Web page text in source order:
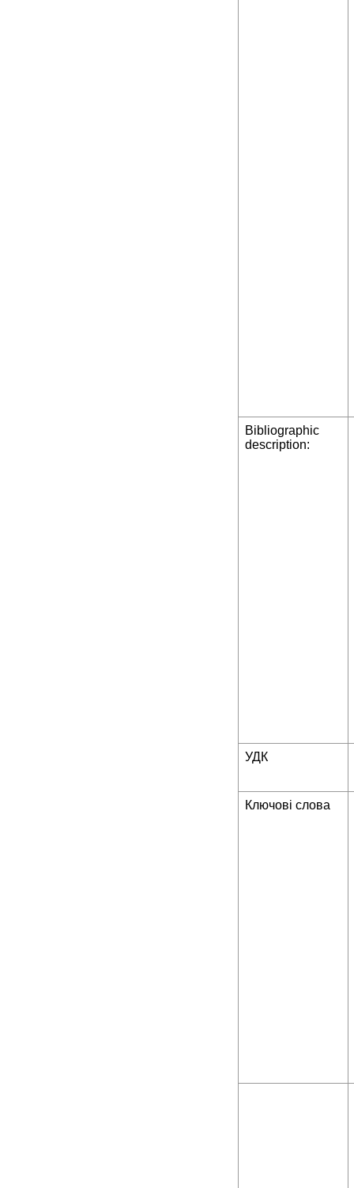
Bibliographic
description:
УДК
Ключові слова